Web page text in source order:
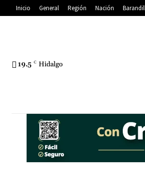
Inicio General Región Nación
19.5 C Hidalgo